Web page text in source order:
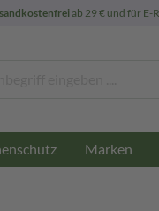
ab 29 € und für E-
Marken